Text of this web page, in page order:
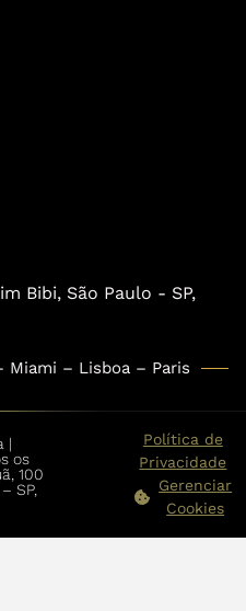
Bibi, São Paulo - SP,
Miami – Lisboa – Paris
|
os
100
SP,
Política de
Privacidade
Gerenciar
Cookies